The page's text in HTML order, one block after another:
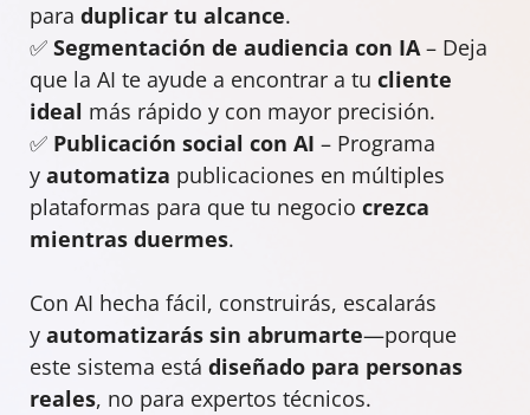
para duplicar tu alcance.
✅ Segmentación de audiencia con IA– Deja
que la AI te ayude a encontrar a tu cliente
ideal más rápido y con mayor precisión.
✅ Publicación social con AI – Programa
y automatiza publicaciones en múltiples
plataformas para que tu negocio crezca
mientras duermes.
Con AI hecha fácil, construirás, escalarás
y automatizarás sin abrumarte—porque
este sistema está diseñado para personas
reales, no para expertos técnicos.